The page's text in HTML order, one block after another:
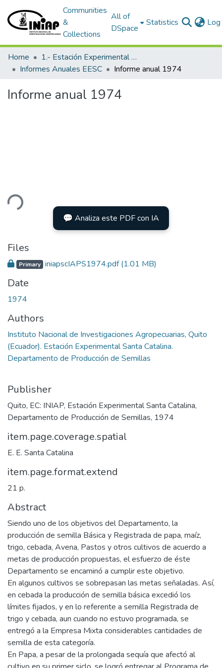
Communities
&
Collections
All of
DSpace
Statistics
Home
1.- Estación Experimental Santa Catalina
Informes Anuales EESC
Informe anual 1974
Informe anual 1974
💬 Analiza este PDF con IA
Files
Primary iniapscIAPS1974.pdf(1.01 MB)
Date
1974
Authors
Instituto Nacional de Investigaciones Agropecuarias, Quito
(Ecuador). Estación Experimental Santa Catalina.
Departamento de Producción de Semillas
Publisher
Quito, EC: INIAP, Estación Experimental Santa Catalina,
Departamento de Producción de Semillas, 1974
item.page.coverage.spatial
E. E. Santa Catalina
item.page.format.extend
21 p.
Abstract
Siendo uno de los objetivos del Departamento, la
producción de semilla Básica y Registrada de papa, maíz,
trigo, cebada, Avena, Pastos y otros cultivos de acuerdo a
metas de producción propuestas, el esfuerzo de éste
Departamento se encaminó a cumplir este objetivo.
En algunos cultivos se sobrepasan las metas señaladas. Así,
en cebada la producción de semilla básica excedió los
límites fijados, y en lo referente a semilla Registrada de
trigo y cebada, aun cuando no estuvo programada, se
entregó a la Empresa Mixta considerables cantidades de
semilla de esta categoría.
En Papa, a pesar de la prolongada sequía que afectó al